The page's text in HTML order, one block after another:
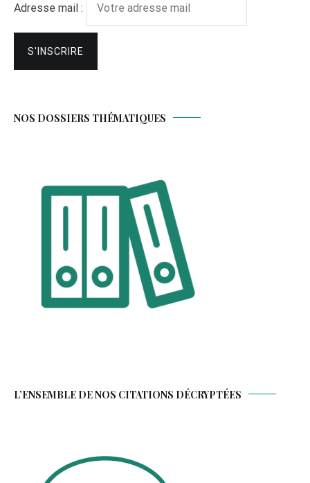
Adresse mail :
NOS DOSSIERS THÉMATIQUES
L’ENSEMBLE DE NOS CITATIONS DÉCRYPTÉES